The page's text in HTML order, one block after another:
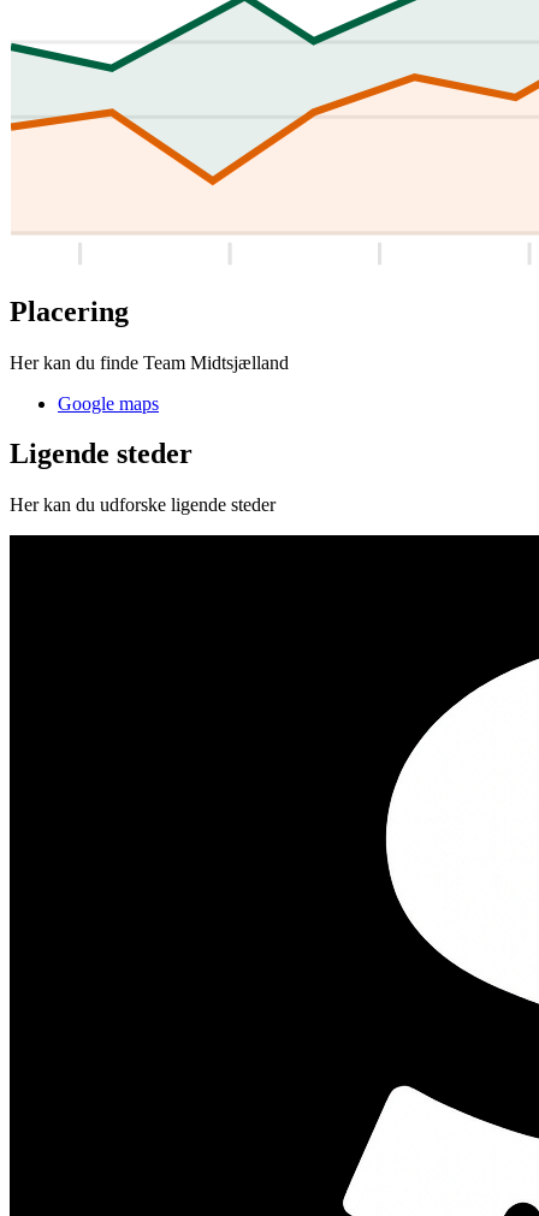
Placering
Her kan du finde Team Midtsjælland
Google maps
Ligende steder
Her kan du udforske ligende steder